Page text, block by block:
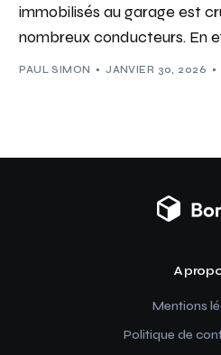
immobilisés au garage est
nombreux conducteurs. En
PAUL SIMON JANVIER 30, 2026
A
Mentions
Politique de